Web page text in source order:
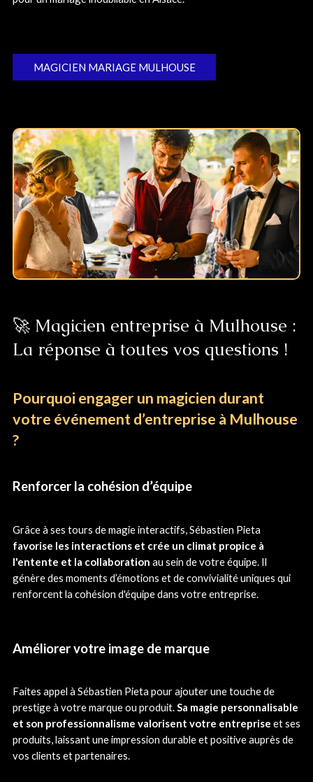
MAGICIEN MARIAGE MULHOUSE
🚀 Magicien entreprise à Mulhouse :
La réponse à toutes vos questions !
Pourquoi engager un magicien durant
votre événement d’entreprise à Mulhouse
?
Renforcer la cohésion d’équipe
Grâce à ses tours de magie interactifs, Sébastien Pieta
favorise les interactions et crée un climat propice à
l'entente et la collaboration au sein de votre équipe. Il
génère des moments d’émotions et de convivialité uniques qui
renforcent la cohésion d'équipe dans votre entreprise.
Améliorer votre image de marque
Faites appel à Sébastien Pieta pour ajouter une touche de
prestige à votre marque ou produit.Sa magie personnalisable
et son professionnalisme valorisent votre entreprise et ses
produits, laissant une impression durable et positive auprès de
vos clients et partenaires.